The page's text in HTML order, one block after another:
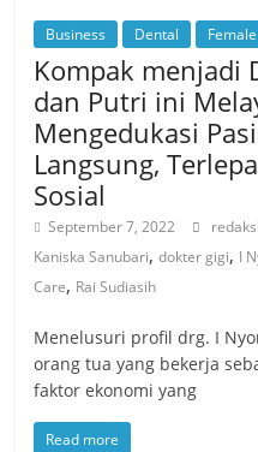
Business Dental Female
Kompak menjadi
dan Putri ini
Mengedukasi
Langsung,
Sosial
September 7, 2022 redaksi
Kaniska Sanubari,dokter gigi, I
Care, Rai Sudiasih
Menelusuri profil drg. I
orang tua yang bekerja
faktor ekonomi yang
Read more